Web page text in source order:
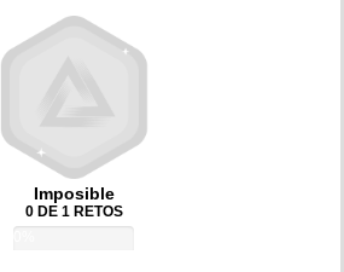
Imposible
0 DE 1 RETOS